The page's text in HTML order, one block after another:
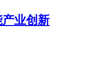
业创新